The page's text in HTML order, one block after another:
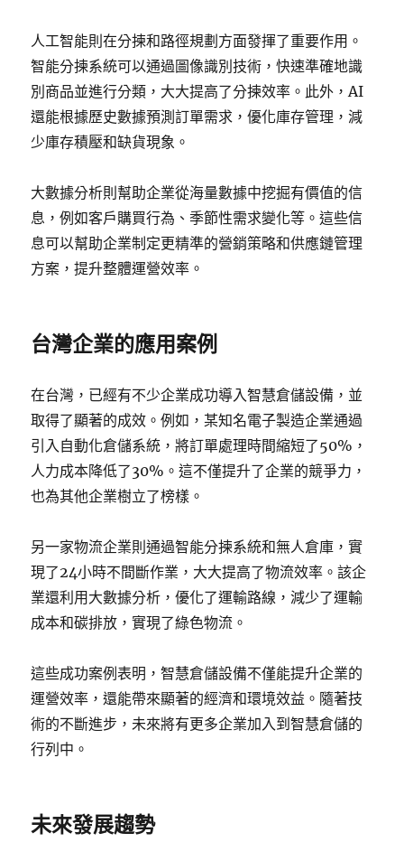
人工智能則在分揀和路徑規劃方面發揮了重要作用。
智能分揀系統可以通過圖像識別技術，快速準確地識
別商品並進行分類，大大提高了分揀效率。此外，AI
還能根據歷史數據預測訂單需求，優化庫存管理，減
少庫存積壓和缺貨現象。
大數據分析則幫助企業從海量數據中挖掘有價值的信
息，例如客戶購買行為、季節性需求變化等。這些信
息可以幫助企業制定更精準的營銷策略和供應鏈管理
方案，提升整體運營效率。
台灣企業的應用案例
在台灣，已經有不少企業成功導入智慧倉儲設備，並
取得了顯著的成效。例如，某知名電子製造企業通過
引入自動化倉儲系統，將訂單處理時間縮短了50%，
人力成本降低了30%。這不僅提升了企業的競爭力，
也為其他企業樹立了榜樣。
另一家物流企業則通過智能分揀系統和無人倉庫，實
現了24小時不間斷作業，大大提高了物流效率。該企
業還利用大數據分析，優化了運輸路線，減少了運輸
成本和碳排放，實現了綠色物流。
這些成功案例表明，智慧倉儲設備不僅能提升企業的
運營效率，還能帶來顯著的經濟和環境效益。隨著技
術的不斷進步，未來將有更多企業加入到智慧倉儲的
行列中。
未來發展趨勢